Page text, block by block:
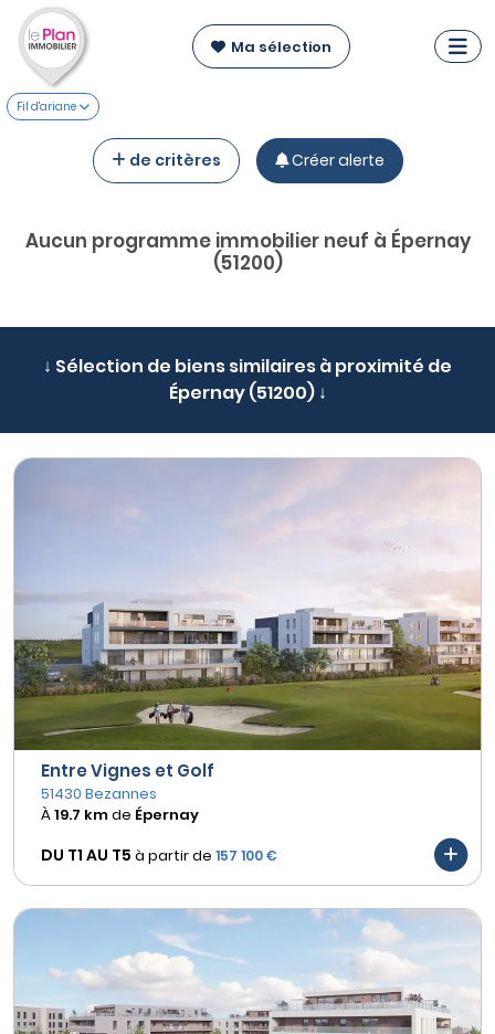
Ma sélection
Fil d'ariane
de critères Créer alerte
Aucun programme immobilier neuf à Épernay
(51200)
↓ Sélection de biens similaires à proximité de
Épernay (51200) ↓
Entre Vignes et Golf
51430 Bezannes
À19.7 kmde Épernay
DU T1 AU T5 à partir de 157 100 €